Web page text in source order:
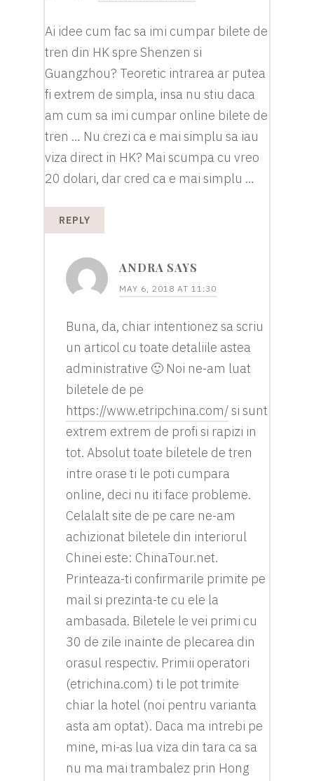
Ai idee cum fac sa imi cumpar bilete de
tren din HK spre Shenzen si
Guangzhou? Teoretic intrarea ar putea
fi extrem de simpla, insa nu stiu daca
am cum sa imi cumpar online bilete de
tren … Nu crezi ca e mai simplu sa iau
viza direct in HK? Mai scumpa cu vreo
20 dolari, dar cred ca e mai simplu …
REPLY
ANDRA SAYS
MAY 6, 2018 AT 11:30
Buna, da, chiar intentionez sa scriu
un articol cu toate detaliile astea
administrative 🙂 Noi ne-am luat
biletele de pe
https://www.etripchina.com/si sunt
extrem extrem de profi si rapizi in
tot. Absolut toate biletele de tren
intre orase ti le poti cumpara
online, deci nu iti face probleme.
Celalalt site de pe care ne-am
achizionat biletele din interiorul
Chinei este: ChinaTour.net.
Printeaza-ti confirmarile primite pe
mail si prezinta-te cu ele la
ambasada. Biletele le vei primi cu
30 de zile inainte de plecarea din
orasul respectiv. Primii operatori
(etrichina.com) ti le pot trimite
chiar la hotel (noi pentru varianta
asta am optat). Daca ma intrebi pe
mine, mi-as lua viza din tara ca sa
nu ma mai trambalez prin Hong